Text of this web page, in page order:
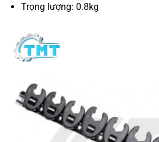
Trọng lượng: 0.8kg